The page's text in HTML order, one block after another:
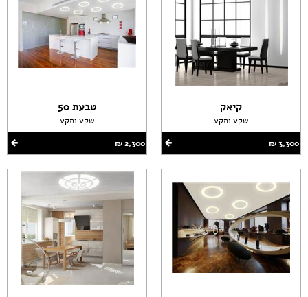
קיאק
שקע ותקע
3,300 ‏₪
טבעת 50
שקע ותקע
2,300 ‏₪